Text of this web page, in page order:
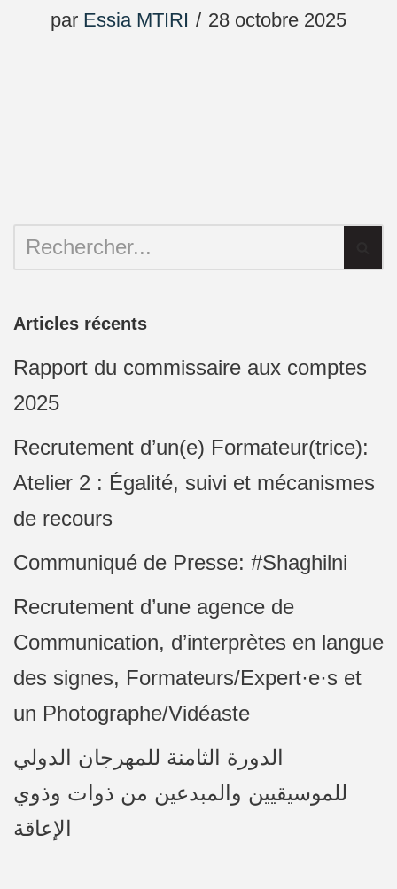
par Essia MTIRI 28 octobre 2025
Articles récents
Rapport du commissaire aux comptes
2025
Recrutement d’un(e) Formateur(trice):
Atelier 2 : Égalité, suivi et mécanismes
de recours
Communiqué de Presse: #Shaghilni
Recrutement d’une agence de
Communication, d’interprètes en langue
des signes, Formateurs/Expert·e·s et
un Photographe/Vidéaste
الدورة الثامنة للمهرجان الدولي
للموسيقيين والمبدعين من ذوات وذوي
الإعاقة